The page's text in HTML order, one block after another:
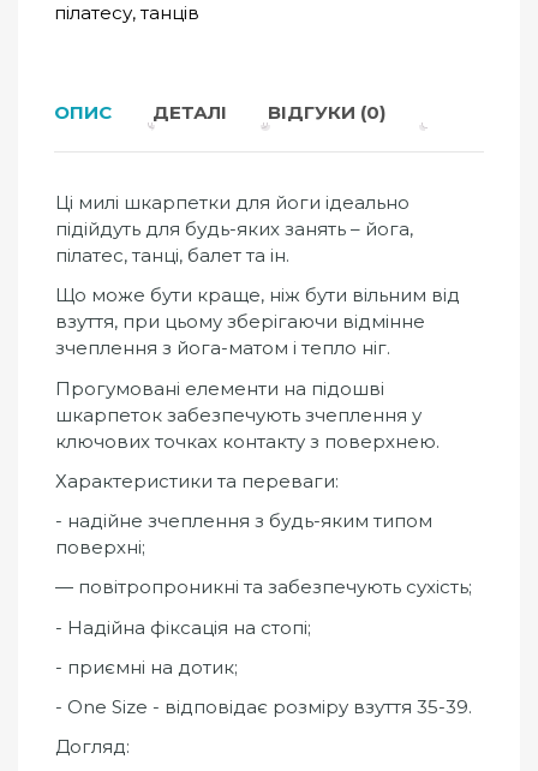
пілатесу, танців
ОПИС ДЕТАЛІ ВІДГУКИ (0)
Ці милі шкарпетки для йоги ідеально
підійдуть для будь-яких занять – йога,
пілатес, танці, балет та ін.
Що може бути краще, ніж бути вільним від
взуття, при цьому зберігаючи відмінне
зчеплення з йога-матом і тепло ніг.
Прогумовані елементи на підошві
шкарпеток забезпечують зчеплення у
ключових точках контакту з поверхнею.
Характеристики та переваги:
- надійне зчеплення з будь-яким типом
поверхні;
— повітропроникні та забезпечують сухість;
- Надійна фіксація на стопі;
- приємні на дотик;
- One Size - відповідає розміру взуття 35-39.
Догляд: